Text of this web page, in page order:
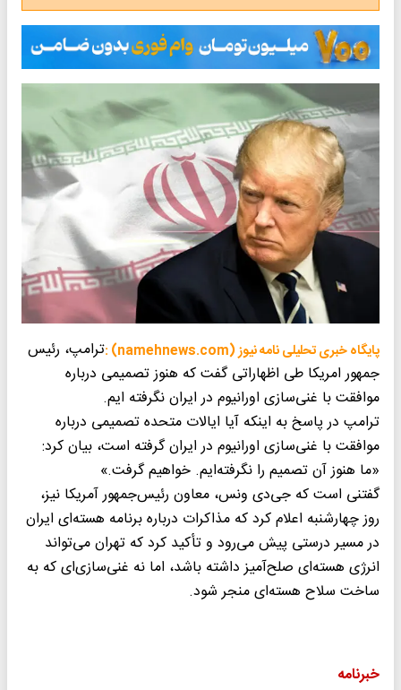
پایگاه خبری تحلیلی نامه نیوز (namehnews.com) :
ترامپ، رئیس
جمهور امریکا طی اظهاراتی گفت که هنوز تصمیمی درباره
موافقت با غنی‌سازی اورانیوم در ایران نگرفته ایم.
ترامپ در پاسخ به اینکه آیا ایالات متحده تصمیمی درباره
موافقت با غنی‌سازی اورانیوم در ایران گرفته است، بیان کرد:
«ما هنوز آن تصمیم را نگرفته‌ایم. خواهیم گرفت.»
گفتنی است که جی‌دی ونس، معاون رئیس‌جمهور آمریکا نیز،
روز چهارشنبه اعلام کرد که مذاکرات درباره برنامه هسته‌ای ایران
در مسیر درستی پیش می‌رود و تأکید کرد که تهران می‌تواند
انرژی هسته‌ای صلح‌آمیز داشته باشد، اما نه غنی‌سازی‌ای که به
ساخت سلاح هسته‌ای منجر شود.
خبرنامه